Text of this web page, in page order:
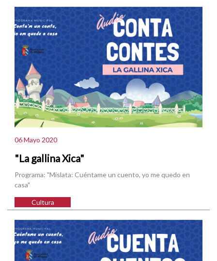
06 Mayo 2020
"La gallina Xica"
Programa: "Mislata: Cuéntame un cuento, yo me quedo en
casa"
Cultura